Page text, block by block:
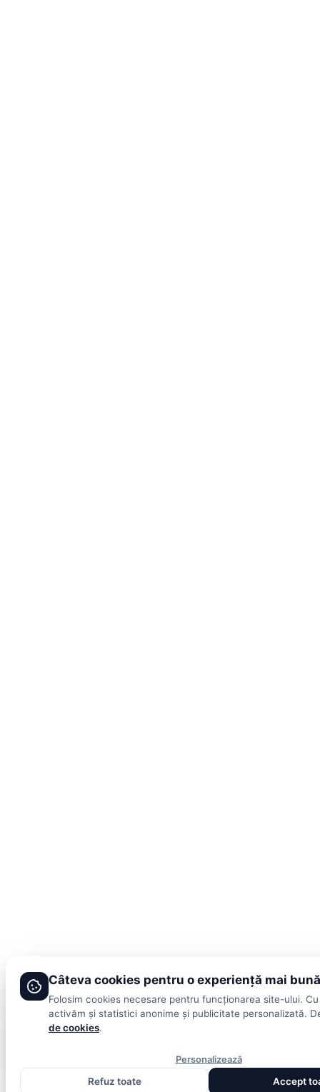
Câteva cookies pentru o experiență mai bună
Folosim cookies necesare pentru funcționarea site-ului.
activăm și statistici anonime și publicitate personalizată.
de cookies.
Personalizează
Refuz toate
Accept